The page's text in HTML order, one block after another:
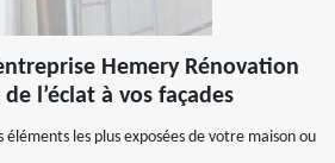
Hemery Rénovation
l’éclat à vos façades
éléments les plus exposées de votre maison ou